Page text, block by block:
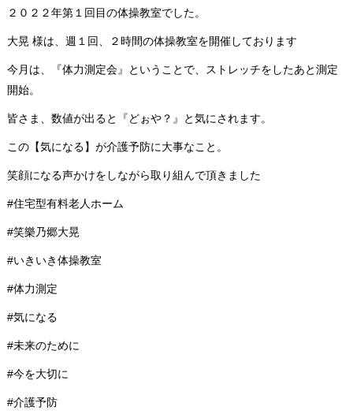
２０２２年第１回目の体操教室でした。
大晃 様は、週１回、２時間の体操教室を開催しております
今月は、『体力測定会』ということで、ストレッチをしたあと測定
開始。
皆さま、数値が出ると『どぉや？』と気にされます。
この【気になる】が介護予防に大事なこと。
笑顔になる声かけをしながら取り組んで頂きました
#住宅型有料老人ホーム
#笑樂乃郷大晃
#いきいき体操教室
#体力測定
#気になる
#未来のために
#今を大切に
#介護予防